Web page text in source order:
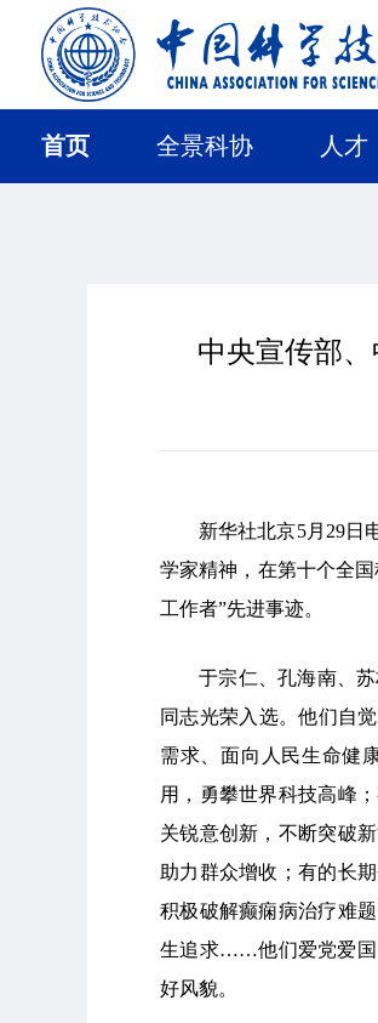
首页 全景科协 人才
中央宣传部
新华社北京5月29
学家精神，在第十个全
工作者”先进事迹。
于宗仁、孔海南、
同志光荣入选。他们自
需求、面向人民生命健
用，勇攀世界科技高峰
关锐意创新，不断突破
助力群众增收；有的长
积极破解癫痫病治疗难
生追求……他们爱党爱国
好风貌。